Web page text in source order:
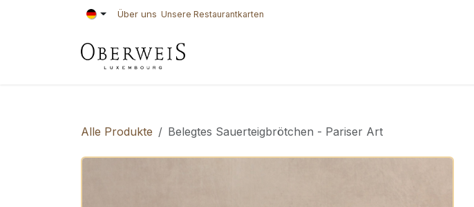
Zum Inhalt springen Über uns Unsere Restaurantkarten
Alle Produkte Belegtes Sauerteigbrötchen - Pariser Art